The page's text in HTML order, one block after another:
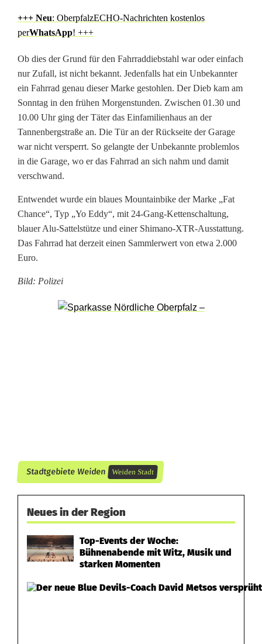
a
h
r
r
a
d
g
s
t
o
h
+++ Neu: OberpfalzECHO-Nachrichten kostenlos
perWhatsApp! +++
Ob dies der Grund für den Fahrraddiebstahl war oder einfach
nur Zufall, ist nicht bekannt. Jedenfalls hat ein Unbekannter
ein Fahrrad genau dieser Marke gestohlen. Der Dieb kam am
Sonntag in den frühen Morgenstunden. Zwischen 01.30 und
10.00 Uhr ging der Täter das Einfamilienhaus an der
Tannenbergstraße an. Die Tür an der Rückseite der Garage
war nicht versperrt. So gelangte der Unbekannte problemlos
in die Garage, wo er das Fahrrad an sich nahm und damit
verschwand.
Entwendet wurde ein blaues Mountainbike der Marke „Fat
Chance“, Typ „Yo Eddy“, mit 24-Gang-Kettenschaltung,
blauer Alu-Sattelstütze und einer Shimano-XTR-Ausstattung.
Das Fahrrad hat derzeit einen Sammlerwert von etwa 2.000
Euro.
Bild: Polizei
Stadtgebiete Weiden Weiden Stadt
Neues in der Region
Top-Events der Woche:
Bühnenabende mit Witz, Musik und
starken Momenten